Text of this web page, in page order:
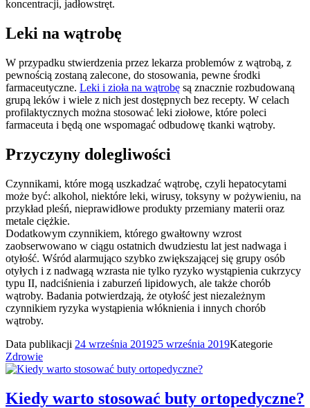
koncentracji, jadłowstręt.
Leki na wątrobę
W przypadku stwierdzenia przez lekarza problemów z wątrobą, z
pewnością zostaną zalecone, do stosowania, pewne środki
farmaceutyczne. Leki i zioła na wątrobę są znacznie rozbudowaną
grupą leków i wiele z nich jest dostępnych bez recepty. W celach
profilaktycznych można stosować leki ziołowe, które poleci
farmaceuta i będą one wspomagać odbudowę tkanki wątroby.
Przyczyny dolegliwości
Czynnikami, które mogą uszkadzać wątrobę, czyli hepatocytami
może być: alkohol, niektóre leki, wirusy, toksyny w pożywieniu, na
przykład pleśń, nieprawidłowe produkty przemiany materii oraz
metale ciężkie.
Dodatkowym czynnikiem, którego gwałtowny wzrost
zaobserwowano w ciągu ostatnich dwudziestu lat jest nadwaga i
otyłość. Wśród alarmująco szybko zwiększającej się grupy osób
otyłych i z nadwagą wzrasta nie tylko ryzyko wystąpienia cukrzycy
typu II, nadciśnienia i zaburzeń lipidowych, ale także chorób
wątroby. Badania potwierdzają, że otyłość jest niezależnym
czynnikiem ryzyka wystąpienia włóknienia i innych chorób
wątroby.
Data publikacji 24 września 201925 września 2019Kategorie
Zdrowie
Kiedy warto stosować buty ortopedyczne?